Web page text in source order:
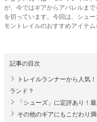
が、今ではギアからアパレルま
を切っています。今回は、シュ
モントレイルのおすすめアイテム
記事の目次
トレイルランナーから人気
ランド？
「シューズ」に定評あり！
その他のギアにもこだわり